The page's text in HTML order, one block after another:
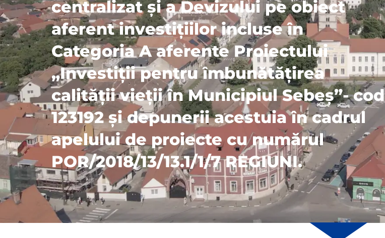
centralizat și a Devizului pe obiect
aferent investițiilor incluse în
Categoria A aferente Proiectului
„Investiții pentru îmbunătățirea
calității vieții în Municipiul Sebeș”- cod
123192 și depunerii acestuia în cadrul
apelului de proiecte cu numărul
POR/2018/13/13.1/1/7 REGIUNI.